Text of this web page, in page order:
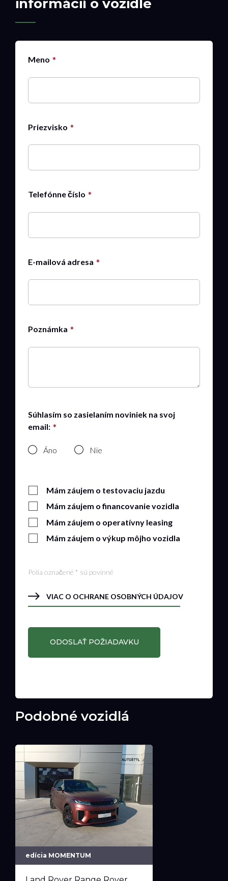
informácií o vozidle
Meno
Priezvisko
Telefónne číslo
E-mailová adresa
Poznámka
Súhlasím so zasielaním noviniek na svoj
email:
Áno Nie
Mám záujem o testovaciu jazdu
Mám záujem o financovanie vozidla
Mám záujem o operatívny leasing
Mám záujem o výkup môjho vozidla
Polia označené * sú povinné
VIAC O OCHRANE OSOBNÝCH ÚDAJOV
Podobné vozidlá
edícia MOMENTUM